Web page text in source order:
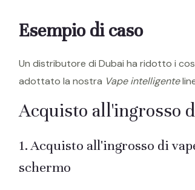
Esempio di caso
Un distributore di Dubai ha ridotto i
adottato la nostra Vape intelligente
Acquisto all'ingrosso
1. Acquisto all'ingrosso di
schermo